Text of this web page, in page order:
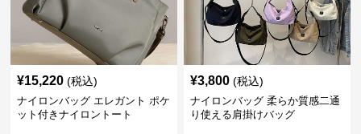
¥15,220 (税込)
ナイロンバッグ エレガント ポケ
ット付きナイロントート
¥3,800 (税込)
ナイロンバッグ 柔らか質感二通
り使える肩掛けバッグ